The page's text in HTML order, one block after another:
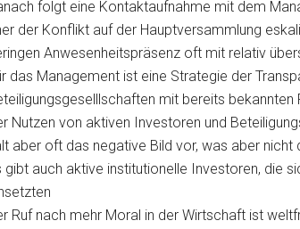
folgt eine Kontaktaufnahme mit dem
der Konflikt auf der Hauptversammlung
Anwesenheitspräsenz oft mit relativ
das Management ist eine Strategie der
mit bereits
Nutzen von aktiven Investoren und
aber oft das negative Bild vor, was aber nicht
gibt auch aktive institutionelle Investoren, die
Ruf nach mehr Moral in der Wirtschaft ist